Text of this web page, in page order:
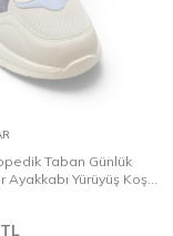
Taban Günlük
Ayakkabı Yürüyüş Koşu
TL